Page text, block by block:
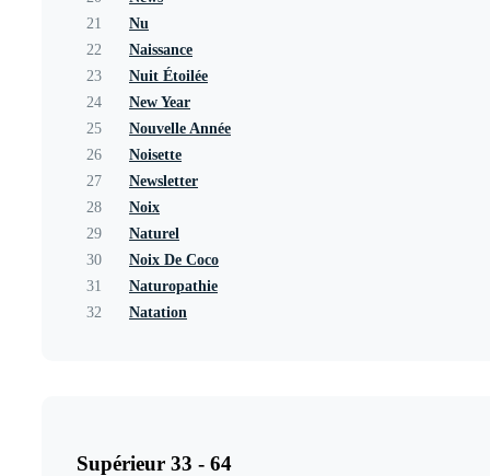
21
Nu
22
Naissance
23
Nuit Étoilée
24
New Year
25
Nouvelle Année
26
Noisette
27
Newsletter
28
Noix
29
Naturel
30
Noix De Coco
31
Naturopathie
32
Natation
Supérieur 33 - 64